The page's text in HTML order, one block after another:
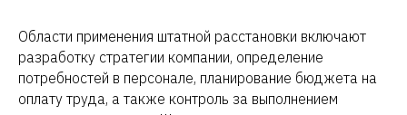
Области применения штатной расстановки включают
разработку стратегии компании, определение
потребностей в персонале, планирование бюджета на
оплату труда, а также контроль за выполнением